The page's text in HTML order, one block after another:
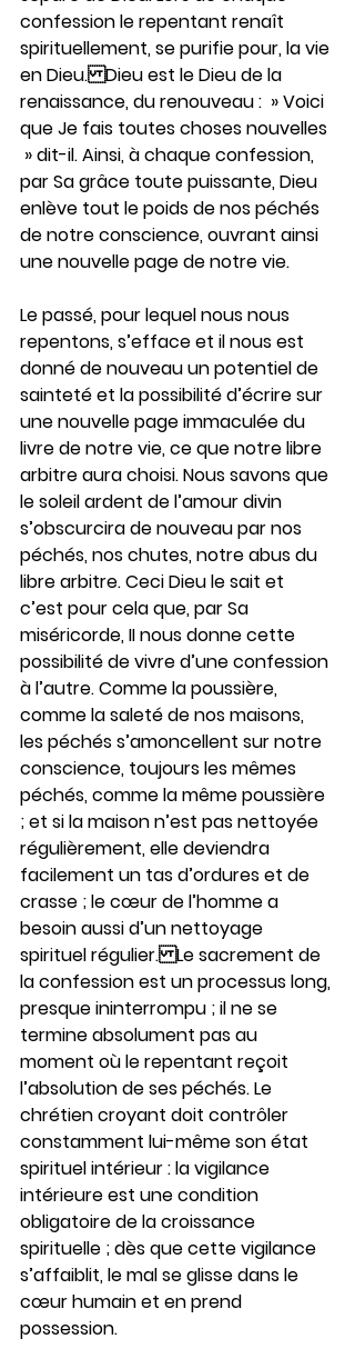
confession le repentant renaît
spirituellement, se purifie pour, la vie
en Dieu.Dieu est le Dieu de la
renaissance, du renouveau :  » Voici
que Je fais toutes choses nouvelles
» dit-il. Ainsi, à chaque confession,
par Sa grâce toute puissante, Dieu
enlève tout le poids de nos péchés
de notre conscience, ouvrant ainsi
une nouvelle page de notre vie.
Le passé, pour lequel nous nous
repentons, s’efface et il nous est
donné de nouveau un potentiel de
sainteté et la possibilité d’écrire sur
une nouvelle page immaculée du
livre de notre vie, ce que notre libre
arbitre aura choisi. Nous savons que
le soleil ardent de l’amour divin
s’obscurcira de nouveau par nos
péchés, nos chutes, notre abus du
libre arbitre. Ceci Dieu le sait et
c’est pour cela que, par Sa
miséricorde, II nous donne cette
possibilité de vivre d’une confession
à l’autre. Comme la poussière,
comme la saleté de nos maisons,
les péchés s’amoncellent sur notre
conscience, toujours les mêmes
péchés, comme la même poussière
; et si la maison n’est pas nettoyée
régulièrement, elle deviendra
facilement un tas d’ordures et de
crasse ; le cœur de l’homme a
besoin aussi d’un nettoyage
spirituel régulier.Le sacrement de
la confession est un processus long,
presque ininterrompu ; il ne se
termine absolument pas au
moment où le repentant reçoit
l’absolution de ses péchés. Le
chrétien croyant doit contrôler
constamment lui-même son état
spirituel intérieur : la vigilance
intérieure est une condition
obligatoire de la croissance
spirituelle ; dès que cette vigilance
s’affaiblit, le mal se glisse dans le
cœur humain et en prend
possession.